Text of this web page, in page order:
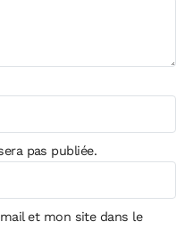
pas publiée.
et mon site dans le